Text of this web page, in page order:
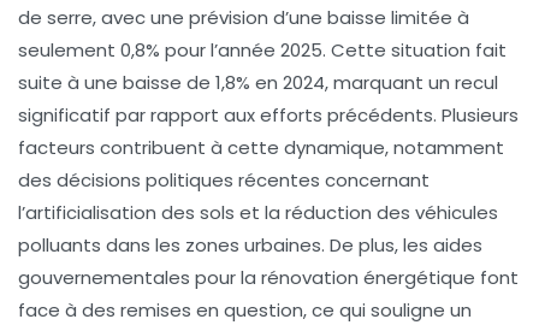
de serre, avec une prévision d’une baisse limitée à
seulement 0,8% pour l’année 2025. Cette situation fait
suite à une baisse de 1,8% en 2024, marquant un recul
significatif par rapport aux efforts précédents. Plusieurs
facteurs contribuent à cette dynamique, notamment
des décisions politiques récentes concernant
l’artificialisation des sols et la réduction des véhicules
polluants dans les zones urbaines. De plus, les aides
gouvernementales pour la rénovation énergétique font
face à des remises en question, ce qui souligne un